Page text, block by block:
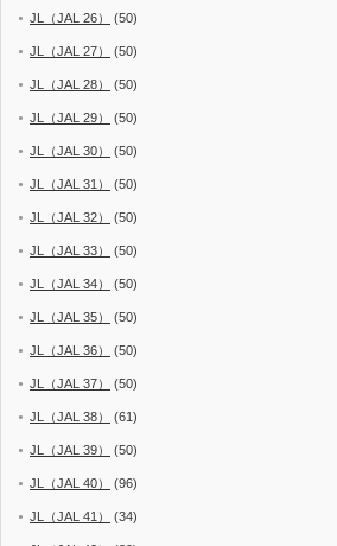
JL（JAL 26） (50)
JL（JAL 27） (50)
JL（JAL 28） (50)
JL（JAL 29） (50)
JL（JAL 30） (50)
JL（JAL 31） (50)
JL（JAL 32） (50)
JL（JAL 33） (50)
JL（JAL 34） (50)
JL（JAL 35） (50)
JL（JAL 36） (50)
JL（JAL 37） (50)
JL（JAL 38） (61)
JL（JAL 39） (50)
JL（JAL 40） (96)
JL（JAL 41） (34)